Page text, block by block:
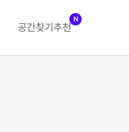
공간찾기 추천
N